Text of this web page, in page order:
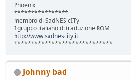
Phoenix
****************
membro di SadNES cITy
I gruppo italiano di traduzione ROM
http://www.sadnescity.it
*****************************
Johnny bad